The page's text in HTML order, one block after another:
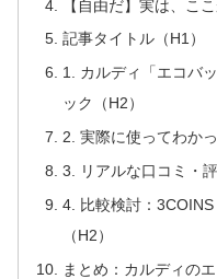
【自由だ】実は、こ
記事タイトル（H1）
1. カルディ「エコバ
ック（H2）
2. 実際に使ってわか
3. リアルな口コミ・
4. 比較検討：
（H2）
まとめ：カルディの